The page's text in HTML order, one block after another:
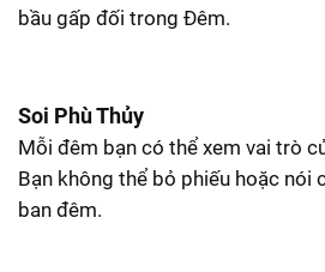
bầu gấp đối trong Đêm.
Soi Phù Thủy
Mỗi đêm bạn có thể xem vai trò
Bạn không thể bỏ phiếu hoặc nói
ban đêm.